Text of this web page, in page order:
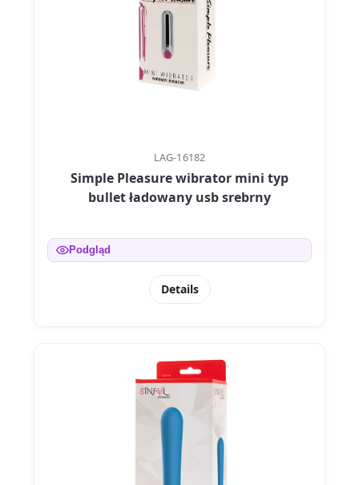
LAG-16182
Simple Pleasure wibrator mini typ
bullet ładowany usb srebrny
Podgląd
Details